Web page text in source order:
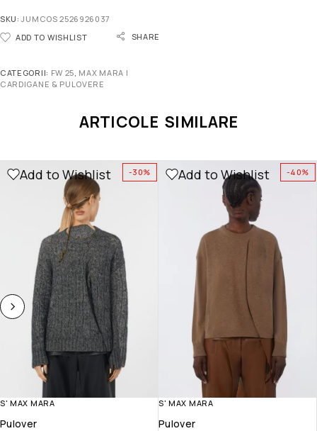
SKU:JUMCOS 2526926037
ADD TO WISHLIST
SHARE
CATEGORII: FW 25, MAX MARA |
CARDIGANE & PULOVERE
ARTICOLE SIMILARE
-30%
Add to Wishlist
S' MAX MARA
Pulover
-40%
Add to Wishlist
S' MAX MARA
Pulover